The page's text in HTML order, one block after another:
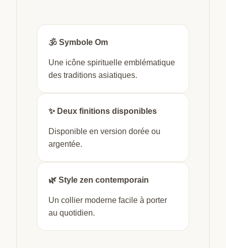
🕉️ Symbole Om
Une icône spirituelle emblématique
des traditions asiatiques.
✨ Deux finitions disponibles
Disponible en version dorée ou
argentée.
🌿 Style zen contemporain
Un collier moderne facile à porter
au quotidien.